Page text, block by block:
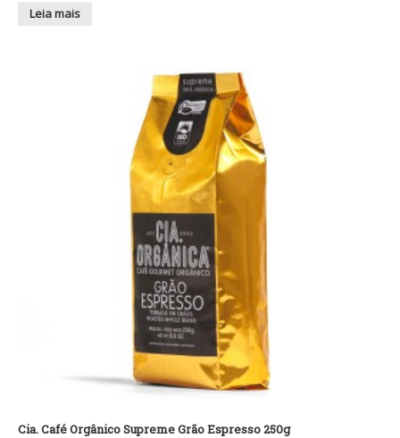
Leia mais
Cia. Café Orgânico Supreme Grão Espresso 250g